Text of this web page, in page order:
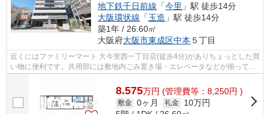
地下鉄千日前線 「今里 」駅 徒歩14分
大阪環状線 「玉造 」駅 徒歩14分
築1年 / 26.60㎡
大阪府大阪市東成区中本 ５丁目
近くにはファミリーマート 大今里西一丁目店(徒歩4分)がありちょっとした買
い物に便利です。共用部には敷地内ごみ置き場・エレベータなどが揃ってお
ります。防犯対策もバッチリなマン...
8.575万円 (管理費等：8,250円 )
敷金 0ヶ月 礼金
10万円